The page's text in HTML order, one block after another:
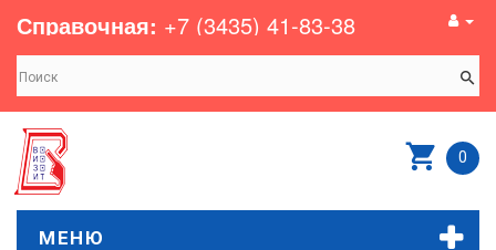
Справочная: +7 (3435) 41-83-38
0
МЕНЮ